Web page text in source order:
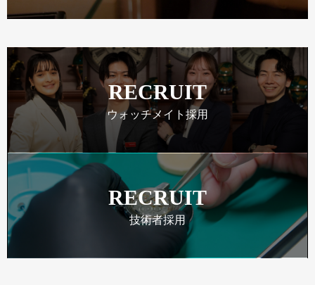
RECRUIT
ウォッチメイト採用
RECRUIT
技術者採用